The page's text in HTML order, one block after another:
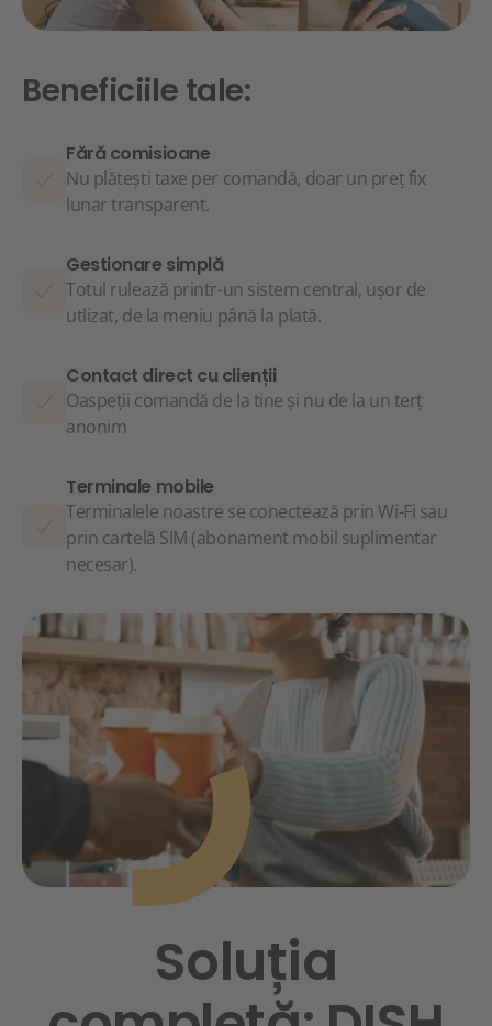
Beneficiile tale:
Fără comisioane
Nu plătești taxe per comandă, doar un preț fix
lunar transparent.
Gestionare simplă
Totul rulează printr-un sistem central, ușor de
utlizat, de la meniu până la plată.
Contact direct cu clienții
Oaspeții comandă de la tine și nu de la un terț
anonim
Terminale mobile
Terminalele noastre se conectează prin Wi-Fi sau
prin cartelă SIM (abonament mobil suplimentar
necesar).
Soluția